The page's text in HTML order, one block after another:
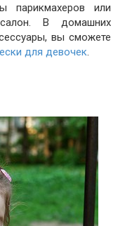
парикмахеров или
В домашних
вы сможете
для девочек.